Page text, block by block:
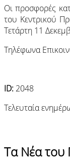
Οι προσφορές
του Κεντρικού
Τετάρτη 11
Τηλέφωνα
ID: 2048
Τελευταία
Τα Νέα του